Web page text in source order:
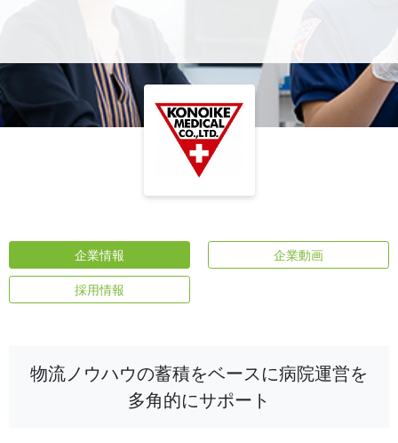
企業情報 企業動画
採用情報
物流ノウハウの蓄積をベースに病院運営を
多角的にサポート